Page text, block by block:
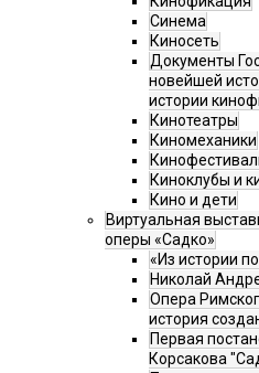
Синема
Киносеть
Документы
новейшей
истории
Кинотеатры
Киномеханики
Киноклубы и
Кино и дети
Виртуальная
оперы «Садко»
«Из истории
Николай
Опера
история
Первая
Корсакова